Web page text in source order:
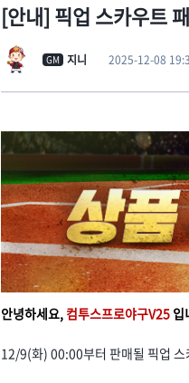
[안내] 픽업 스카우트
GM 지니 2025-12-08
안녕하세요, 컴투스프로야구V25 입
12/9(화) 00:00부터 판매될 픽업